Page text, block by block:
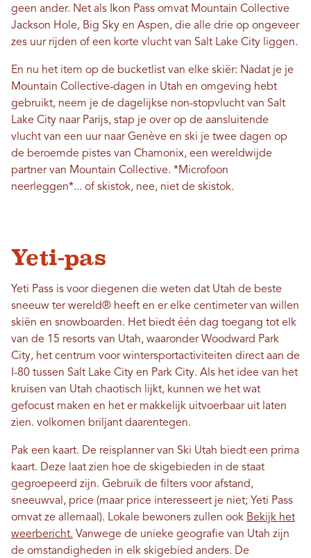
geen ander. Net als Ikon Pass omvat Mountain Collective
Jackson Hole, Big Sky en Aspen, die alle drie op ongeveer
zes uur rijden of een korte vlucht van Salt Lake City liggen.
En nu het item op de bucketlist van elke skiër: Nadat je je
Mountain Collective-dagen in Utah en omgeving hebt
gebruikt, neem je de dagelijkse non-stopvlucht van Salt
Lake City naar Parijs, stap je over op de aansluitende
vlucht van een uur naar Genève en ski je twee dagen op
de beroemde pistes van Chamonix, een wereldwijde
partner van Mountain Collective. *Microfoon
neerleggen*... of skistok, nee, niet de skistok.
Yeti-pas
Yeti Pass is voor diegenen die weten dat Utah de beste
sneeuw ter wereld® heeft en er elke centimeter van willen
skiën en snowboarden. Het biedt één dag toegang tot elk
van de 15 resorts van Utah, waaronder Woodward Park
City, het centrum voor wintersportactiviteiten direct aan de
I-80 tussen Salt Lake City en Park City. Als het idee van het
kruisen van Utah chaotisch lijkt, kunnen we het wat
gefocust maken en het er makkelijk uitvoerbaar uit laten
zien. volkomen briljant daarentegen.
Pak een kaart. De reisplanner van Ski Utah biedt een prima
kaart. Deze laat zien hoe de skigebieden in de staat
gegroepeerd zijn. Gebruik de filters voor afstand,
sneeuwval, price (maar price interesseert je niet; Yeti Pass
omvat ze allemaal). Lokale bewoners zullen ook Bekijk het
weerbericht. Vanwege de unieke geografie van Utah zijn
de omstandigheden in elk skigebied anders. De